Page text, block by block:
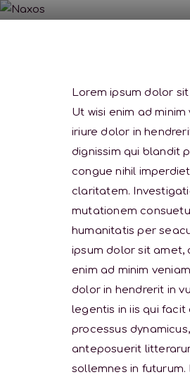
Lorem ipsum dolor
Ut wisi enim ad
iriure dolor in
dignissim qui blandit
congue nihil
claritatem.
mutationem
humanitatis per
ipsum dolor sit amet,
enim ad minim
dolor in hendrerit in
legentis in iis qui
processus
anteposuerit
sollemnes in